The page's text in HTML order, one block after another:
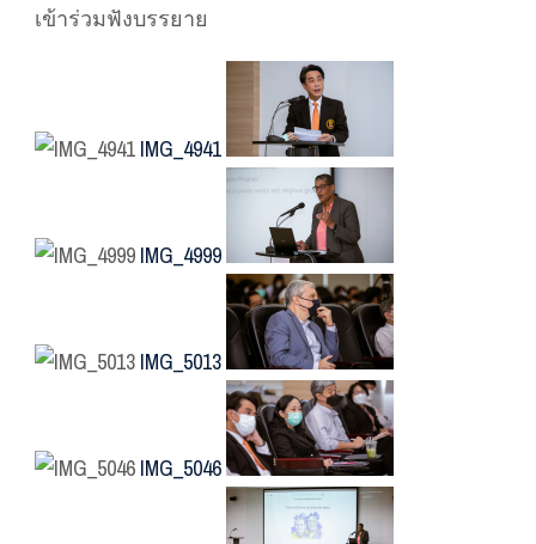
เข้าร่วมฟังบรรยาย
IMG_4941
IMG_4999
IMG_5013
IMG_5046